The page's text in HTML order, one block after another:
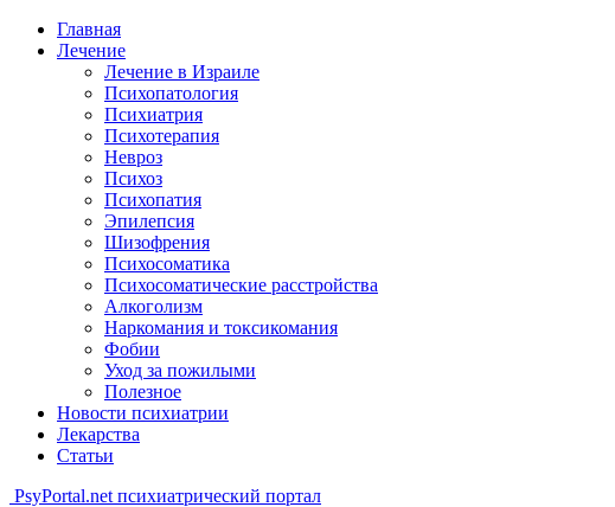
Главная
Лечение
Лечение в Израиле
Психопатология
Психиатрия
Психотерапия
Невроз
Психоз
Психопатия
Эпилепсия
Шизофрения
Психосоматика
Психосоматические расстройства
Алкоголизм
Наркомания и токсикомания
Фобии
Уход за пожилыми
Полезное
Новости психиатрии
Лекарства
Статьи
PsyPortal.net психиатрический портал